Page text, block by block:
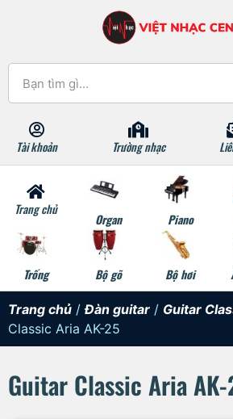
Tài khoản Trường nhạc
Trang chủ
Organ Piano
Trống Bộ gõ Bộ hơi
Trang chủ /Đàn guitar / Guitar
Classic Aria AK-25
Guitar Classic Aria